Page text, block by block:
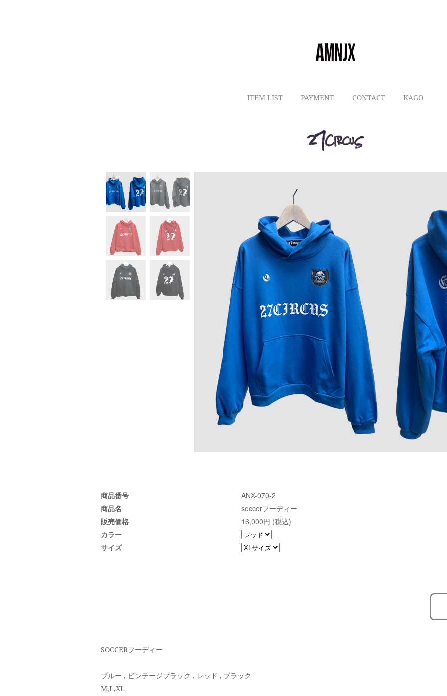
ITEM LIST PAYMENT CONTACT KAGO
商品番号
ANX-070-2
商品名
soccerフーディー
販売価格
16,000円 (税込)
カラー
サイズ
SOCCERフーディー
ブルー , ビンテージブラック , レッド , ブラック
M,L,XL